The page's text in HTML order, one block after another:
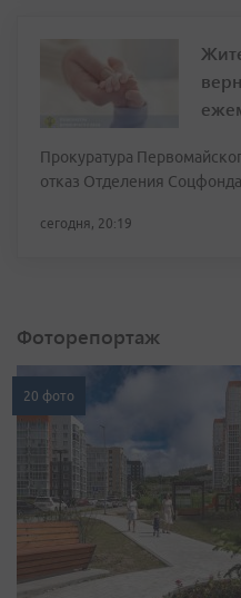
Прокуратура
отказ Отделения
сегодня, 20:19
Фоторепортаж
20 фото